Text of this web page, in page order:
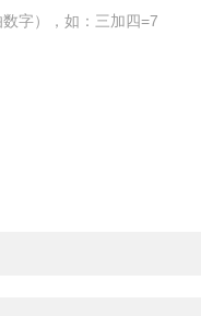
字），如：三加四=7